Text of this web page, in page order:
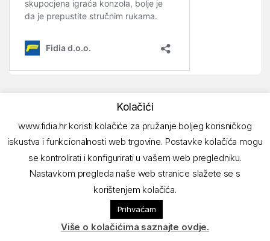
Imate pitanja? Nazovite!
01/ 6180-297
Kolačići
www.fidia.hr koristi kolačiće za pružanje boljeg korisničkog
iskustva i funkcionalnosti web trgovine. Postavke kolačića mogu
se kontrolirati i konfigurirati u vašem web pregledniku.
Nastavkom pregleda naše web stranice slažete se s
korištenjem kolačića.
Prihvaćam
Više o kolačićima saznajte ovdje.